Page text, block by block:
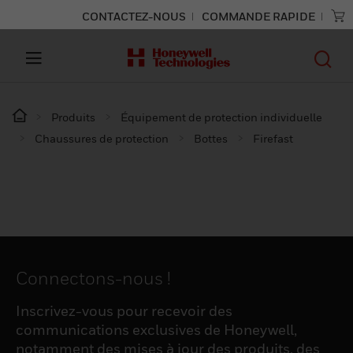
CONTACTEZ-NOUS COMMANDE RAPIDE
Produits
Équipement de protection individuelle
Chaussures de protection
Bottes Firefast
Connectons-nous !
Inscrivez-vous pour recevoir des
communications exclusives de Honeywell,
notamment des mises à jour des produits, des